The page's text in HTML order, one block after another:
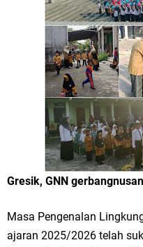
Tumpeng Nasi Krawu
Gresik ke Panggung Dunia
FOZ Jatim, BAZNAS, dan
Yatim Serentak di Berbagai
Bupati Gresik Gus Yani
Komitmen Pelayanan Publik dan
JKNN
Gresik, GNN
Masa Pengenalan
ajaran 2025/2026 telah